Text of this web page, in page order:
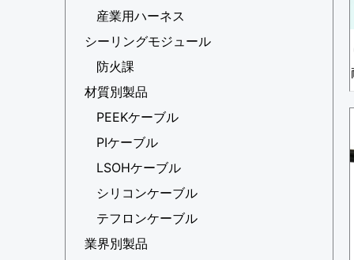
産業用ハーネス
シーリングモジュール
防火課
材質別製品
PEEKケーブル
PIケーブル
LSOHケーブル
シリコンケーブル
テフロンケーブル
業界別製品